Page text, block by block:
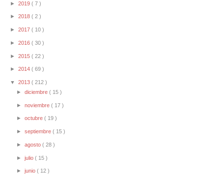
► 2019 ( 7 )
► 2018 ( 2 )
► 2017 ( 10 )
► 2016 ( 30 )
► 2015 ( 22 )
► 2014 ( 69 )
▼ 2013 ( 212 )
►diciembre( 15 )
►noviembre( 17 )
►octubre( 19 )
►septiembre( 15 )
►agosto( 28 )
►julio( 15 )
►junio( 12 )